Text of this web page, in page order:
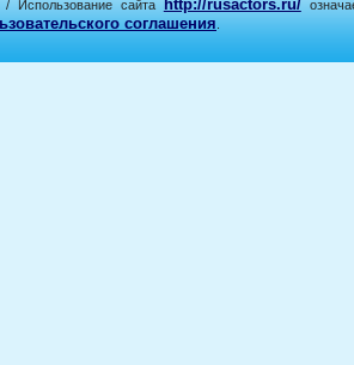
Использование сайта http://rusactors.ru/
соглашения